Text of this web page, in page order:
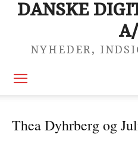
DANSKE
NYHEDER,
Thea Dyhrberg og